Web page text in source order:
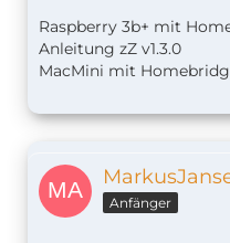
Raspberry 3b+ mit
Anleitung zZ v1.3.0
MacMini mit
Anfänger